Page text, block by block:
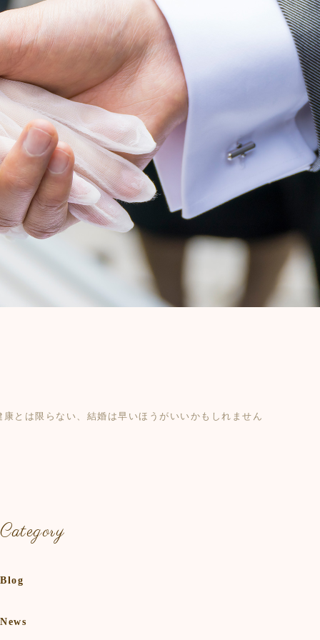
康とは限らない、結婚は早いほうがいいかもしれません
Category
Blog
News